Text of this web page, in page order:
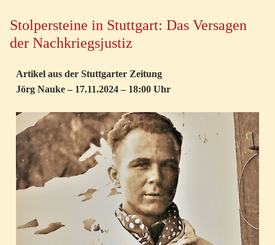
Stolpersteine in Stuttgart: Das Versagen
der Nachkriegsjustiz
Artikel aus der Stuttgarter Zeitung
Jörg Nauke – 17.11.2024 – 18:00 Uhr